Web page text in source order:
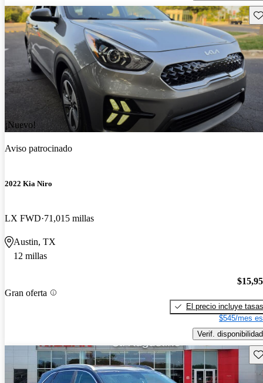
¡Nuevo!
Aviso patrocinado
2022 Kia Niro
LX FWD 71,015 millas
Austin, TX
12 millas
Gran oferta
El precio incluye tasas
$545/mes
Verif. disponibilidad